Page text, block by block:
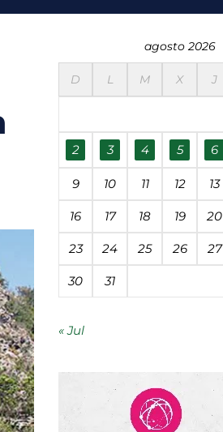
vida
agosto 2026
D L M X J
2 3 4 5 6
9 10 11 12 13
16 17 18 19 20
23 24 25 26 27
30 31
« Jul